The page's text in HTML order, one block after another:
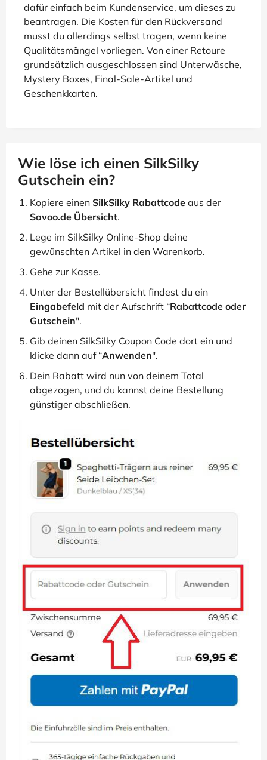
dafür einfach beim Kundenservice, um dieses zu
beantragen. Die Kosten für den Rückversand
musst du allerdings selbst tragen, wenn keine
Qualitätsmängel vorliegen. Von einer Retoure
grundsätzlich ausgeschlossen sind Unterwäsche,
Mystery Boxes, Final-Sale-Artikel und
Geschenkkarten.
Wie löse ich einen SilkSilky
Gutschein ein?
Kopiere einen SilkSilky Rabattcode aus der
Savoo.de Übersicht.
Lege im SilkSilky Online-Shop deine
gewünschten Artikel in den Warenkorb.
Gehe zur Kasse.
Unter der Bestellübersicht findest du ein
Eingabefeld mit der Aufschrift “Rabattcode oder
Gutschein".
Gib deinen SilkSilky Coupon Code dort ein und
klicke dann auf “Anwenden".
Dein Rabatt wird nun von deinem Total
abgezogen, und du kannst deine Bestellung
günstiger abschließen.